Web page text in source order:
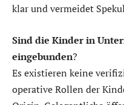
klar und vermeidet
Sind die Kinder in
eingebunden?
Es existieren keine
operative Rollen der